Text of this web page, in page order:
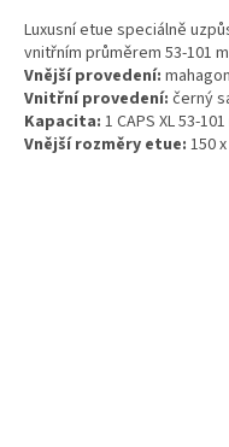
Luxusní etue speciálně
vnitřním průměrem 53-101
Vnější provedení:
Vnitřní provedení: černý
Kapacita: 1 CAPS XL 53-
Vnější rozměry etue: 150